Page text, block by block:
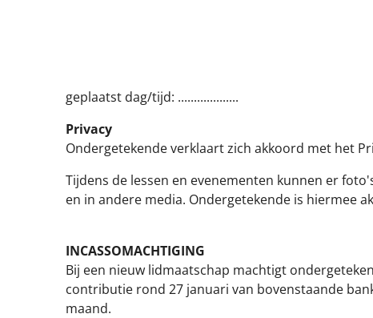
geplaatst dag/tijd: ...................
Privacy
Ondergetekende verklaart zich akkoord met het
Tijdens de lessen en evenementen kunnen er
en in andere media. Ondergetekende is hiermee
INCASSOMACHTIGING
Bij een nieuw lidmaatschap machtigt
contributie rond 27 januari van bovenstaande
maand.